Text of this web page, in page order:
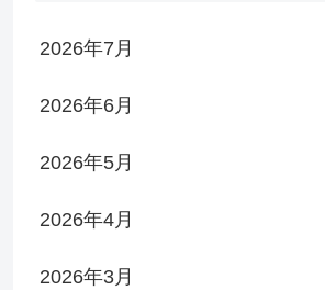
2026年7月
2026年6月
2026年5月
2026年4月
2026年3月